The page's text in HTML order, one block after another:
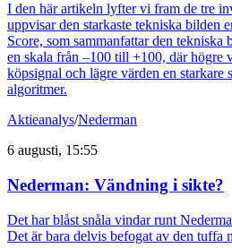
I den här artikeln lyfter vi fram de tre
uppvisar den starkaste tekniska bilden
Score, som sammanfattar den tekniska
en skala från –100 till +100, där högre
köpsignal och lägre värden en starkare
algoritmer.
Aktieanalys/Nederman
6 augusti, 15:55
Nederman: Vändning i sikte?
Det har blåst snåla vindar runt
Det är bara delvis befogat av den tuffa